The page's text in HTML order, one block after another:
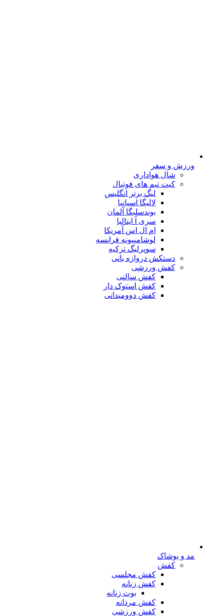
ورزش و سفر
شال هواداری
کیت تیم های فوتبال
لیگ برتر انگلیس
لالیگا اسپانیا
بوندسلیگا آلمان
سری آ ایتالیا
ام ال اس آمریکا
لوشامپیونه فرانسه
سوپرلیگ ترکیه
دستکش دروازه بانی
کفش ورزشی
کفش سالنی
کفش استوک دار
کفش دوومیدانی
مد و پوشاک
کفش
کفش مجلسی
کفش زنانه
بوت زنانه
کفش مردانه
کفش ورزشی